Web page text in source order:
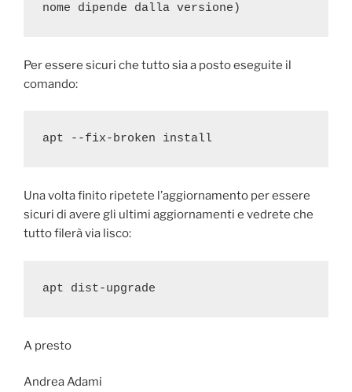
nome dipende dalla versione)
Per essere sicuri che tutto sia a posto eseguite il
comando:
apt --fix-broken install
Una volta finito ripetete l’aggiornamento per essere
sicuri di avere gli ultimi aggiornamenti e vedrete che
tutto filerà via lisco:
apt dist-upgrade
A presto
Andrea Adami